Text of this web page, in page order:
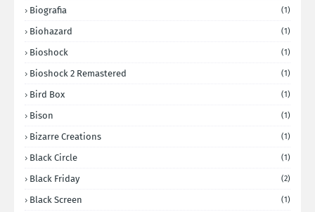
Biografia (1)
Biohazard (1)
Bioshock (1)
Bioshock 2 Remastered (1)
Bird Box (1)
Bison (1)
Bizarre Creations (1)
Black Circle (1)
Black Friday (2)
Black Screen (1)